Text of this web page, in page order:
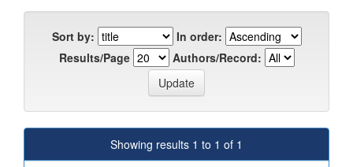
Sort by:
In order:
Results/Page
Authors/Record:
Showing results 1 to 1 of 1